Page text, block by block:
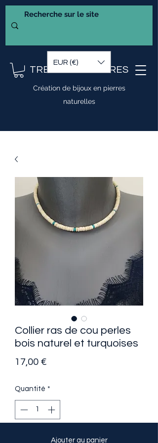
TRESOR DE PIERRES
Création de bijoux en pierres
naturelles
EUR (€)
Collier ras de cou perles
bois naturel et turquoises
17,00 €Prix
Quantité *
Ajouter au panier